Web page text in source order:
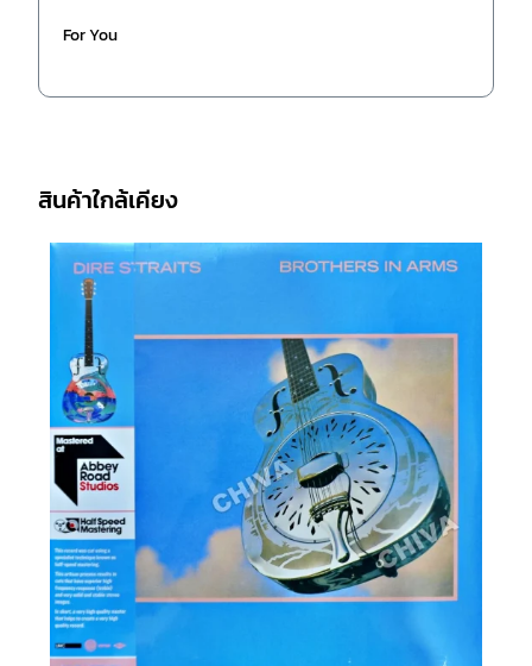
For You
สินค้าใกล้เคียง